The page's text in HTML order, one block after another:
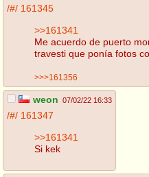
/#/ 161345
>>161341
Me acuerdo de puerto
travesti que ponía fotos
>>>161356
weon 07/02/22 16:33
/#/ 161347
>>161341
Si kek